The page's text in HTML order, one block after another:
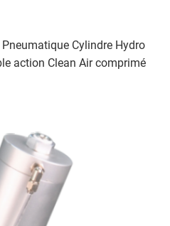
Cylindre Hydro
action Clean Air comprimé